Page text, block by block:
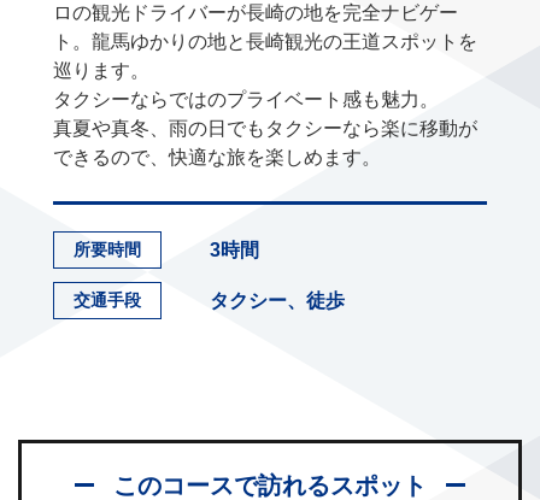
ロの観光ドライバーが長崎の地を完全ナビゲー
ト。龍馬ゆかりの地と長崎観光の王道スポットを
巡ります。
タクシーならではのプライベート感も魅力。
真夏や真冬、雨の日でもタクシーなら楽に移動が
できるので、快適な旅を楽しめます。
所要時間 3時間
交通手段 タクシー、徒歩
このコースで訪れるスポット